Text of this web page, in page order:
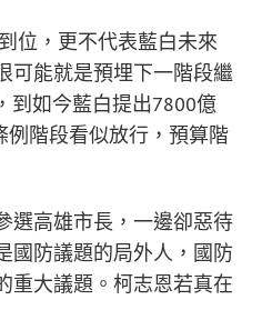
位，更不代表藍白未來
可能就是預埋下一階段繼
到如今藍白提出7800億
階段看似放行，預算階
選高雄市長，一邊卻惡待
國防議題的局外人，國防
重大議題。柯志恩若真在